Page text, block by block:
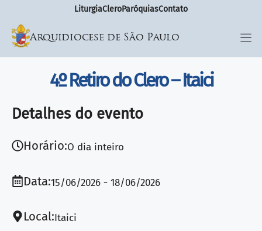
LiturgiaCleroParóquiasContato
Arquidiocese de São Paulo
4º Retiro do Clero – Itaici
Detalhes do evento
Horário:O dia inteiro
Data:15/06/2026 18/06/2026
Local:Itaici